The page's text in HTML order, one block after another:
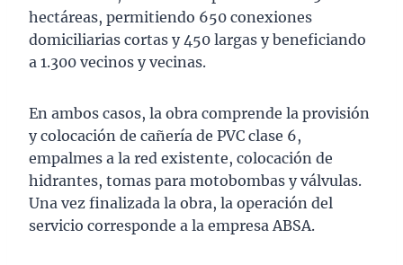
hectáreas, permitiendo 650 conexiones
domiciliarias cortas y 450 largas y beneficiando
a 1.300 vecinos y vecinas.
En ambos casos, la obra comprende la provisión
y colocación de cañería de PVC clase 6,
empalmes a la red existente, colocación de
hidrantes, tomas para motobombas y válvulas.
Una vez finalizada la obra, la operación del
servicio corresponde a la empresa ABSA.